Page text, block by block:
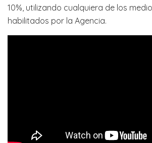
10%, utilizando cualquiera de los
habilitados por la Agencia.